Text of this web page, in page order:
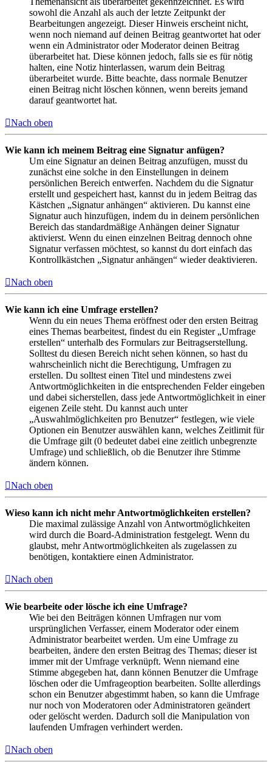
sowohl die Anzahl als auch der letzte Zeitpunkt der
Bearbeitungen angezeigt. Dieser Hinweis erscheint nicht,
wenn noch niemand auf deinen Beitrag geantwortet hat oder
wenn ein Administrator oder Moderator deinen Beitrag
überarbeitet hat. Diese können jedoch, falls sie es für nötig
halten, eine Notiz hinterlassen, warum dein Beitrag
überarbeitet wurde. Bitte beachte, dass normale Benutzer
einen Beitrag nicht löschen können, wenn bereits jemand
darauf geantwortet hat.
Nach oben
Wie kann ich meinem Beitrag eine Signatur anfügen?
Um eine Signatur an deinen Beitrag anzufügen, musst du
zunächst eine solche in den Einstellungen in deinem
persönlichen Bereich entwerfen. Nachdem du die Signatur
erstellt und gespeichert hast, kannst du in jedem Beitrag das
Kästchen „Signatur anhängen“ aktivieren. Du kannst eine
Signatur auch hinzufügen, indem du in deinem persönlichen
Bereich das standardmäßige Anhängen deiner Signatur
aktivierst. Wenn du einen einzelnen Beitrag dennoch ohne
Signatur verfassen möchtest, so kannst du dort einfach das
Kontrollkästchen „Signatur anhängen“ wieder deaktivieren.
Nach oben
Wie kann ich eine Umfrage erstellen?
Wenn du ein neues Thema eröffnest oder den ersten Beitrag
eines Themas bearbeitest, findest du ein Register „Umfrage
erstellen“ unterhalb des Formulars zur Beitragserstellung.
Solltest du diesen Bereich nicht sehen können, so hast du
wahrscheinlich nicht die Berechtigung, Umfragen zu
erstellen. Du solltest einen Titel und mindestens zwei
Antwortmöglichkeiten in die entsprechenden Felder eingeben
und dabei sicherstellen, dass jede Antwortmöglichkeit in einer
eigenen Zeile steht. Du kannst auch unter
„Auswahlmöglichkeiten pro Benutzer“ festlegen, wie viele
Optionen ein Benutzer auswählen kann, welches Zeitlimit für
die Umfrage gilt (0 bedeutet dabei eine zeitlich unbegrenzte
Umfrage) und schließlich, ob die Benutzer ihre Stimme
ändern können.
Nach oben
Wieso kann ich nicht mehr Antwortmöglichkeiten erstellen?
Die maximal zulässige Anzahl von Antwortmöglichkeiten
wird durch die Board-Administration festgelegt. Wenn du
glaubst, mehr Antwortmöglichkeiten als zugelassen zu
benötigen, kontaktiere einen Administrator.
Nach oben
Wie bearbeite oder lösche ich eine Umfrage?
Wie bei den Beiträgen können Umfragen nur vom
ursprünglichen Verfasser, einem Moderator oder einem
Administrator bearbeitet werden. Um eine Umfrage zu
bearbeiten, ändere den ersten Beitrag des Themas; dieser ist
immer mit der Umfrage verknüpft. Wenn niemand eine
Stimme abgegeben hat, dann können Benutzer die Umfrage
löschen oder die Umfrageoption bearbeiten. Sollte allerdings
schon ein Benutzer abgestimmt haben, so kann die Umfrage
nur noch von Moderatoren oder Administratoren geändert
oder gelöscht werden. Dadurch soll die Manipulation von
laufenden Umfragen verhindert werden.
Nach oben